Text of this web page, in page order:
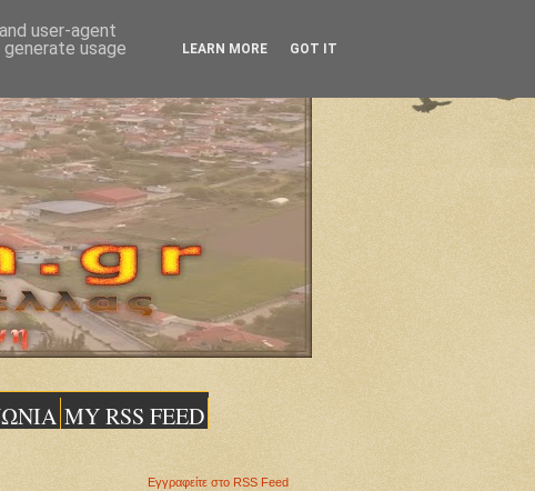
MY RSS FEED
Εγγραφείτε στο RSS Feed
user-agent
usage
LEARN MORE GOT IT